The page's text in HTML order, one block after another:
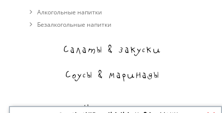
Алкогольные напитки
Безалкогольные напитки
Салаты & закуски
Соусы & маринады
На сладкое